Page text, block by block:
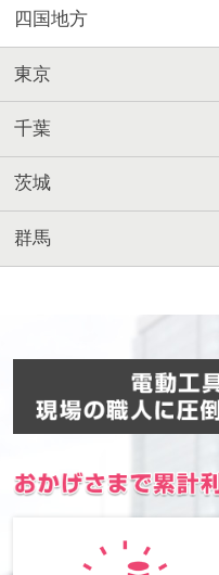
四国地方
東京
千葉
茨城
群馬